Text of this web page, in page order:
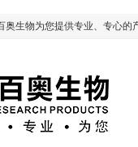
奥生物为您提供专业、专心的